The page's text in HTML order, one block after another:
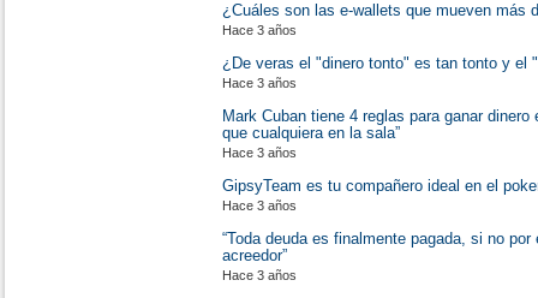
¿Cuáles son las e-wallets que mueven más
Hace 3 años
¿De veras el "dinero tonto" es tan tonto y el
Hace 3 años
Mark Cuban tiene 4 reglas para ganar
que cualquiera en la sala”
Hace 3 años
GipsyTeam es tu compañero ideal en el
Hace 3 años
“Toda deuda es finalmente pagada, si no
acreedor”
Hace 3 años